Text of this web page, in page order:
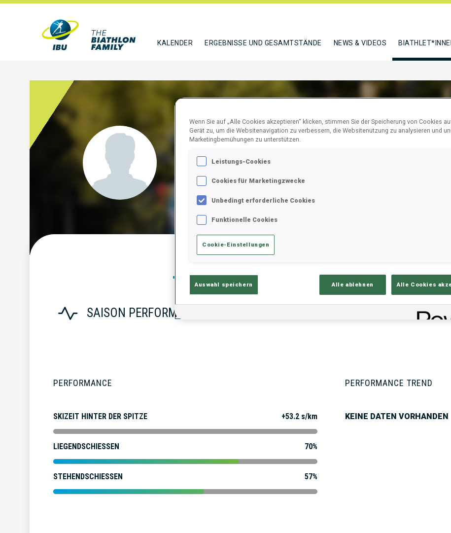
KALENDER ERGEBNISSE UND GESAMTSTÄNDE NEWS & VIDEOS
DEMIR BETUL
FOLGEN
SAISON PERFORMANCE
PERFORMANCE
SKIZEIT HINTER DER SPITZE +53.2 s/km
LIEGENDSCHIESSEN 70%
STEHENDSCHIESSEN 57%
PERFORMANCE TREND
KEINE DATEN VORHANDEN
Wenn Sie auf „Alle Cookies akzeptieren“ klicken, stimmen Sie der Speicherung von Cookies
Gerät zu, um die Websitenavigation zu verbessern, die Websitenutzung zu analysieren und
Marketingbemühungen zu unterstützen.
Leistungs-Cookies
Cookies für Marketingzwecke
Unbedingt erforderliche Cookies
Funktionelle Cookies
Cookie-Einstellungen
Auswahl speichern Alle ablehnen Alle Cookies